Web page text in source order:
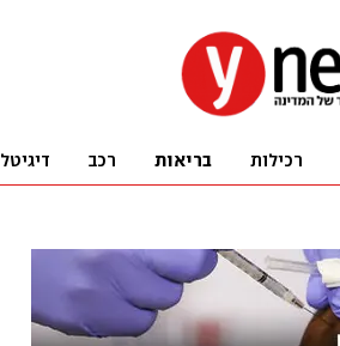
רכילות בריאות רכב דיגיטל